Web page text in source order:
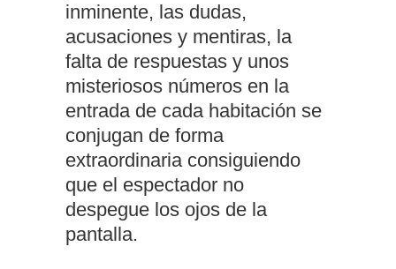
inminente, las dudas,
acusaciones y mentiras, la
falta de respuestas y unos
misteriosos números en la
entrada de cada habitación se
conjugan de forma
extraordinaria consiguiendo
que el espectador no
despegue los ojos de la
pantalla.